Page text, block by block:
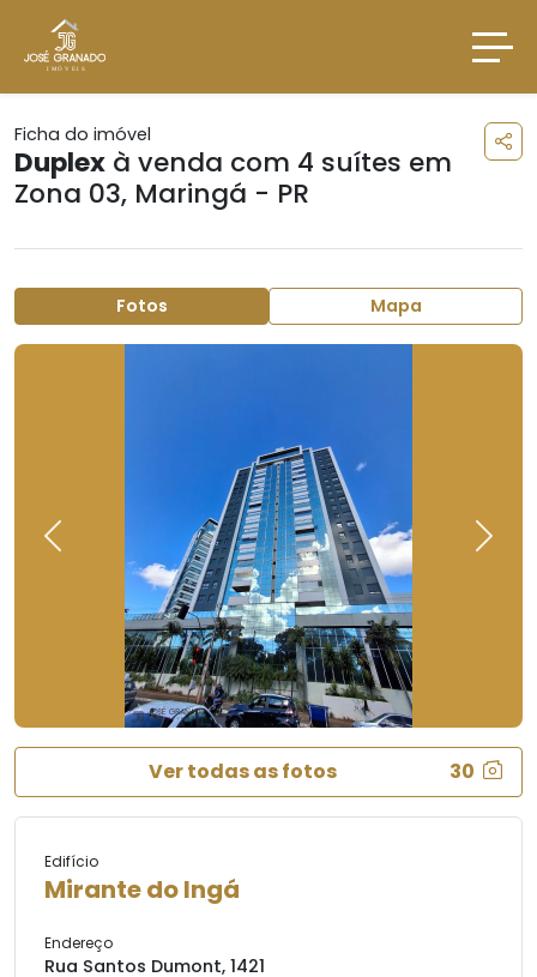
Ficha do imóvel
Duplex à venda com 4 suítes em
Zona 03, Maringá - PR
Fotos Mapa
Previous Next
Ver todas as fotos 30
Edifício
Mirante do Ingá
Endereço
Rua Santos Dumont, 1421